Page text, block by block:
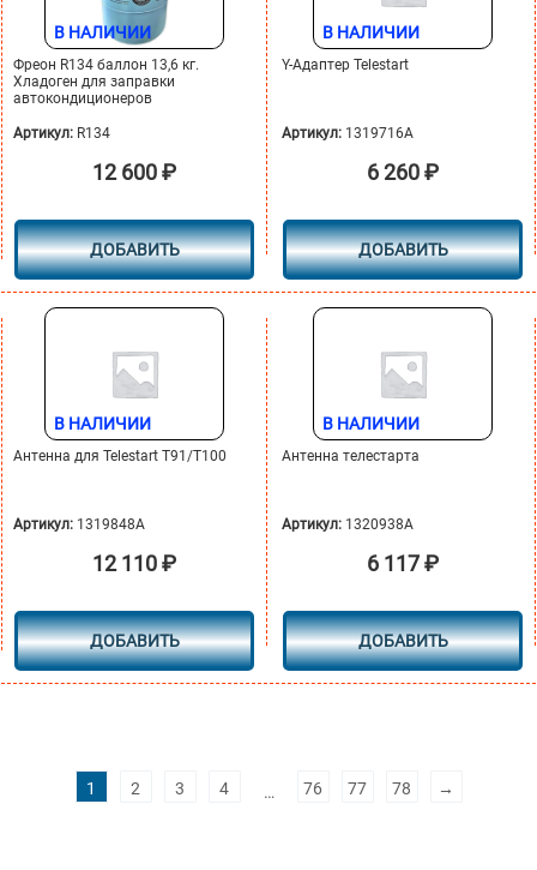
В НАЛИЧИИ
Фреон R134 баллон 13,6 кг.
Хладоген для заправки
автокондиционеров
Артикул: R134
12 600₽
ДОБАВИТЬ
В НАЛИЧИИ
Y-Адаптер Telestart
Артикул: 1319716A
6 260₽
ДОБАВИТЬ
В НАЛИЧИИ
Антенна для Telestart Т91/Т100
Артикул: 1319848A
12 110₽
ДОБАВИТЬ
В НАЛИЧИИ
Антенна телестарта
Артикул: 1320938A
6 117₽
ДОБАВИТЬ
1 2 3 4 … 76 77 78 →